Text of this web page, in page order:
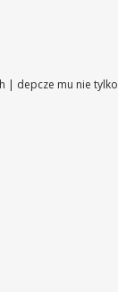
| depcze mu nie tylko